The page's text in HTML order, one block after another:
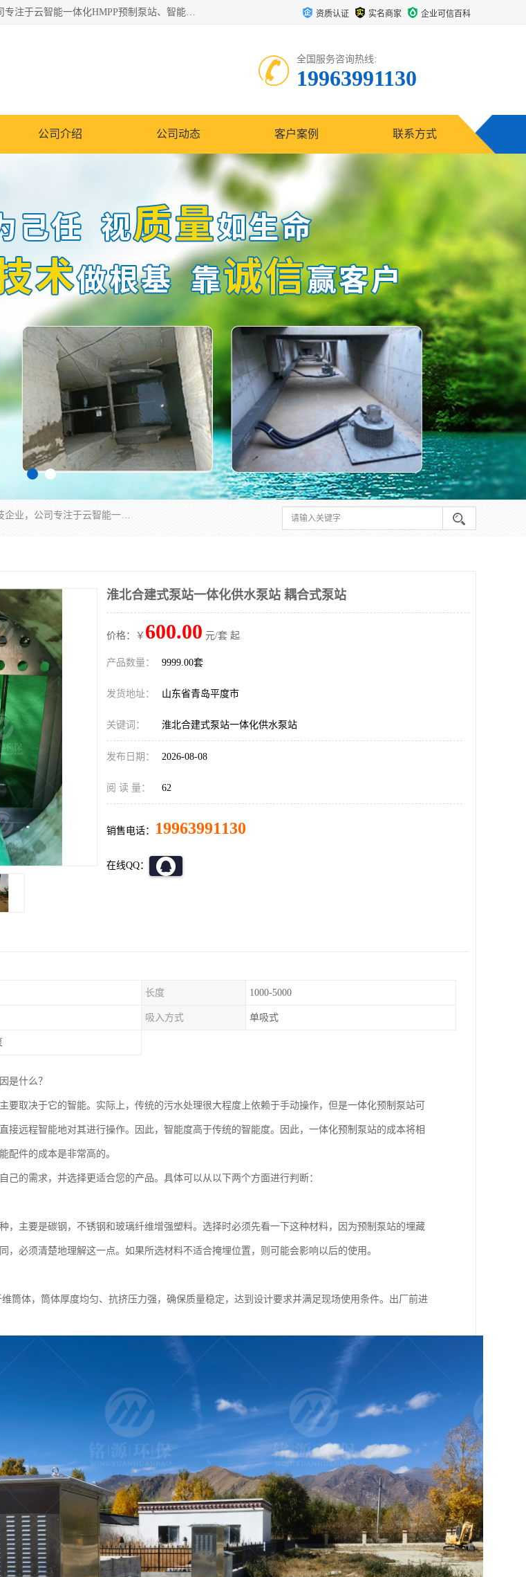
青岛铭源环保科技有限公司是一家专注于环保与智慧水务领域的先进科技企业，公司专注于云智能一体化HMPP预制泵站、智能截流井设备、调蓄池雨洪管理设备、水务循环利用、云智慧水务开发及新型环保技术研发等领域。 资质认证 实名商家 企业可信百科
全国服务咨询热线:
19963991130
公司介绍 公司动态 客户案例 联系方式
青岛铭源环保科技有限公司是一家专注于环保与智慧水务领域的先进科技企业，公司专注于云智能一体化HMPP预制泵站、智能截流井设备、调蓄池雨洪管理设备、水务循环利用、云智慧水务开发及新型环保技术研发等领域。
淮北合建式泵站一体化供水泵站 耦合式泵站
价格：￥ 600.00 元/套 起
产品数量： 9999.00套
发货地址： 山东省青岛平度市
关键词： 淮北合建式泵站一体化供水泵站
发布日期： 2026-08-08
阅 读 量： 62
销售电话： 19963991130
在线QQ：
长度 1000-5000
吸入方式 单吸式
是什么？
要取决于它的智能。实际上，传统的污水处理很大程度上依赖于手动操作，但是一体化预制泵站可
接远程智能地对其进行操作。因此，智能度高于传统的智能度。因此，一体化预制泵站的成本将相
配件的成本是非常高的。
己的需求，并选择更适合您的产品。具体可以从以下两个方面进行判断：
，主要是碳钢，不锈钢和玻璃纤维增强塑料。选择时必须先看一下这种材料，因为预制泵站的埋藏
，必须清楚地理解这一点。如果所选材料不适合掩埋位置，则可能会影响以后的使用。
筒体，筒体厚度均匀、抗挤压力强，确保质量稳定，达到设计要求并满足现场使用条件。出厂前进